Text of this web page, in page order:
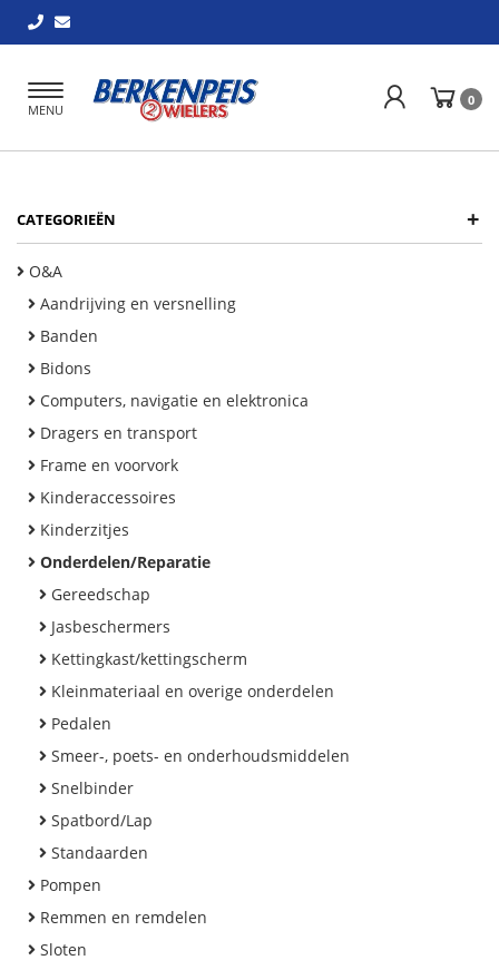
Toggle
navigation
MENU
0
CATEGORIEËN +
O&A
Aandrijving en versnelling
Banden
Bidons
Computers, navigatie en elektronica
Dragers en transport
Frame en voorvork
Kinderaccessoires
Kinderzitjes
Onderdelen/Reparatie
Gereedschap
Jasbeschermers
Kettingkast/kettingscherm
Kleinmateriaal en overige onderdelen
Pedalen
Smeer-, poets- en onderhoudsmiddelen
Snelbinder
Spatbord/Lap
Standaarden
Pompen
Remmen en remdelen
Sloten